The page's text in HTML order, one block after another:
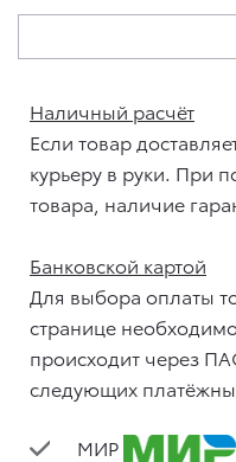
Наличный расчёт
Если товар
курьеру в руки. При
товара, наличие
Банковской картой
Для выбора оплаты
странице
происходит через
следующих
МИР